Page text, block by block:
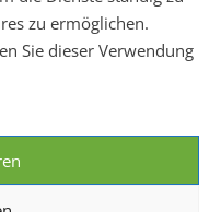
zu ermöglichen.
Sie dieser Verwendung